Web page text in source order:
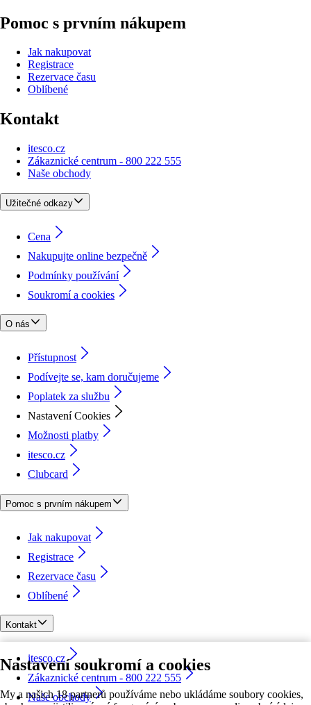
Nastavení soukromí a cookies
My a našich 18 partnerů používáme nebo ukládáme soubory cookies,
Pomoc s prvním nákupem
Jak nakupovat
Registrace
Rezervace času
Oblíbené
Kontakt
itesco.cz
Zákaznické centrum - 800 222 555
Naše obchody
Užitečné odkazy
Cena
Nakupujte online bezpečně
Podmínky používání
Soukromí a cookies
O nás
Přístupnost
Podívejte se, kam doručujeme
Poplatek za službu
Nastavení Cookies
Možnosti platby
itesco.cz
Clubcard
Pomoc s prvním nákupem
Jak nakupovat
Registrace
Rezervace času
Oblíbené
Kontakt
itesco.cz
Zákaznické centrum - 800 222 555
Naše obchody